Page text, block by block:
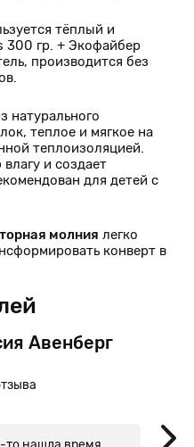
тёплый и
300 гр. + Экофайбер
производится без
натурального
теплое и мягкое на
теплоизоляцией.
и создает
для детей с
молния легко
конверт в
Авенберг